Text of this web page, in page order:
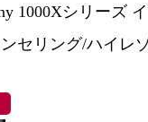
1000Xシリーズ
セリング/ハイレ